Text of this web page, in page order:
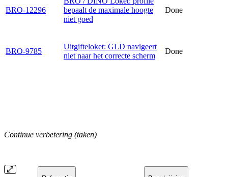
BRO-12296
bepaalt de maximale hoogte
niet goed
Done
BRO-9785
Uitgifteloket: GLD navigeert
niet naar het correcte scherm
Done
Continue verbetering (taken)